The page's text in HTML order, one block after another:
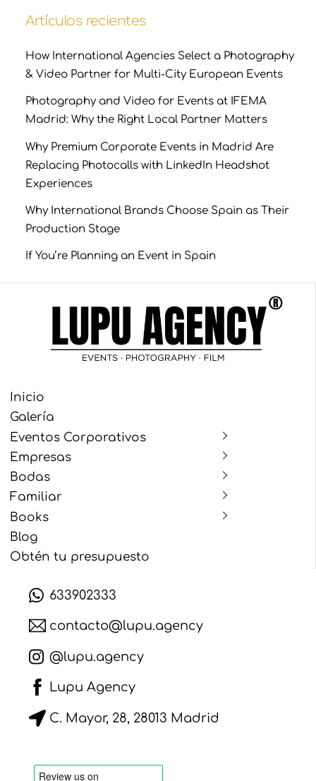
Artículos recientes
How International Agencies Select a Photography
& Video Partner for Multi-City European Events
Photography and Video for Events at IFEMA
Madrid: Why the Right Local Partner Matters
Why Premium Corporate Events in Madrid Are
Replacing Photocalls with LinkedIn Headshot
Experiences
Why International Brands Choose Spain as Their
Production Stage
If You’re Planning an Event in Spain
Inicio
Galería
Eventos Corporativos
Empresas
Bodas
Familiar
Books
Blog
Obtén tu presupuesto
633902333
contacto@lupu.agency
@lupu.agency
Lupu Agency
C. Mayor, 28, 28013 Madrid